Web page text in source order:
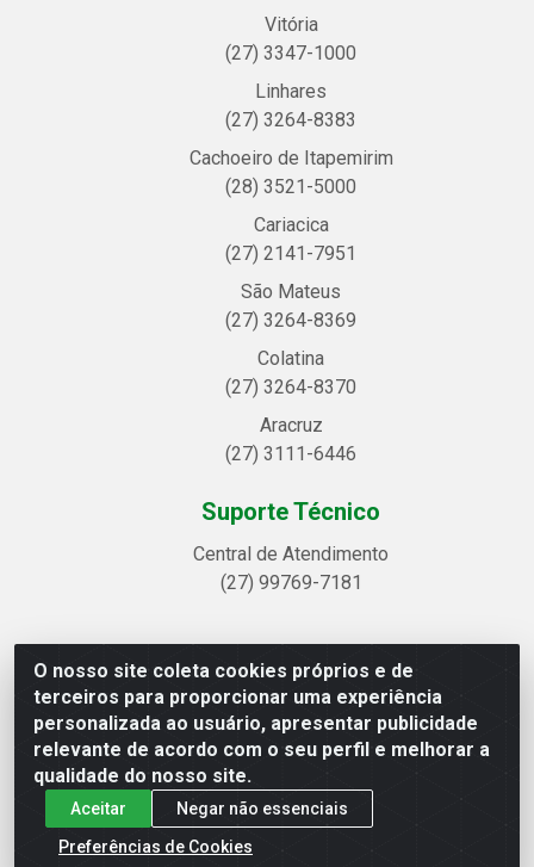
O nosso site coleta cookies próprios e de
terceiros para proporcionar uma experiência
personalizada ao usuário, apresentar publicidade
relevante de acordo com o seu perfil e melhorar a
qualidade do nosso site.
Aceitar
Negar não essenciais
Preferências de Cookies
Vitória
(27) 3347-1000
Linhares
(27) 3264-8383
Cachoeiro de Itapemirim
(28) 3521-5000
Cariacica
(27) 2141-7951
São Mateus
(27) 3264-8369
Colatina
(27) 3264-8370
Aracruz
(27) 3111-6446
Suporte Técnico
Central de Atendimento
(27) 99769-7181
Linhavix Distribuidora LTDA - Avenida Alegre, 2521 -
Quadra314 Lote 05 e 07 - Shell, Linhares/ES - CEP 29.901-605
- CNPJ 20.857.514/0001-75